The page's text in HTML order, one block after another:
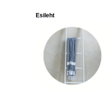
Esileht